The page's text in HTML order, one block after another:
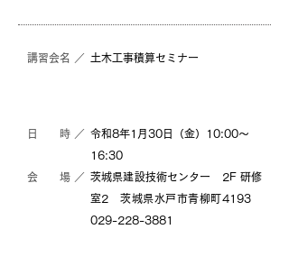
講習会名 ／ 土木工事積算セミナー
日 時 ／ 令和8年1月30日（金）10:00～
16:30
会 場 ／ 茨城県建設技術センター 2F 研修
室2 茨城県水戸市青柳町4193
029-228-3881